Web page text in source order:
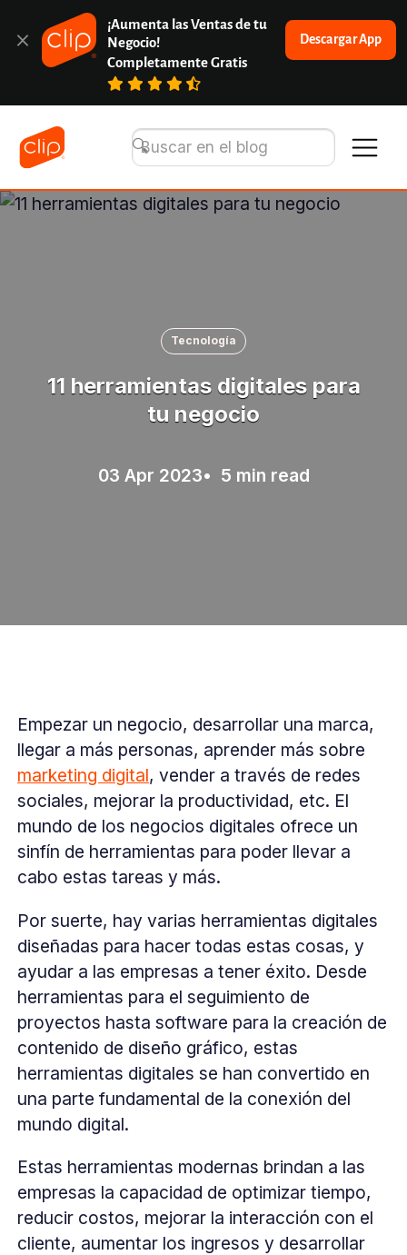
¡Aumenta las Ventas de tu
Negocio!
Completamente Gratis
Descargar App
Tecnología
11 herramientas digitales para
tu negocio
03 Apr 2023• 5 min read
Empezar un negocio, desarrollar una marca,
llegar a más personas, aprender más sobre
marketing digital, vender a través de redes
sociales, mejorar la productividad, etc. El
mundo de los negocios digitales ofrece un
sinfín de herramientas para poder llevar a
cabo estas tareas y más.
Por suerte, hay varias herramientas digitales
diseñadas para hacer todas estas cosas, y
ayudar a las empresas a tener éxito. Desde
herramientas para el seguimiento de
proyectos hasta software para la creación de
contenido de diseño gráfico, estas
herramientas digitales se han convertido en
una parte fundamental de la conexión del
mundo digital.
Estas herramientas modernas brindan a las
empresas la capacidad de optimizar tiempo,
reducir costos, mejorar la interacción con el
cliente, aumentar los ingresos y desarrollar